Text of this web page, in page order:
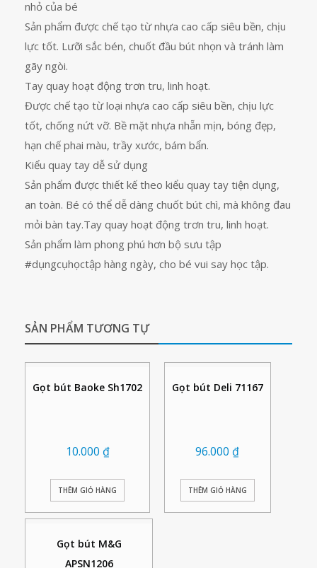
nhỏ của bé
Sản phẩm được chế tạo từ nhựa cao cấp siêu bền, chịu
lực tốt. Lưỡi sắc bén, chuốt đầu bút nhọn và tránh làm
gãy ngòi.
Tay quay hoạt động trơn tru, linh hoạt.
Được chế tạo từ loại nhựa cao cấp siêu bền, chịu lực
tốt, chống nứt vỡ. Bề mặt nhựa nhẵn mịn, bóng đẹp,
hạn chế phai màu, trầy xước, bám bẩn.
Kiểu quay tay dễ sử dụng
Sản phẩm được thiết kế theo kiểu quay tay tiện dụng,
an toàn. Bé có thể dễ dàng chuốt bút chì, mà không đau
mỏi bàn tay.Tay quay hoạt động trơn tru, linh hoạt.
Sản phẩm làm phong phú hơn bộ sưu tập
#dụngcụhọctập hàng ngày, cho bé vui say học tập.
SẢN PHẨM TƯƠNG TỰ
Gọt bút Baoke Sh1702
10.000 ₫
THÊM GIỎ HÀNG
Gọt bút Deli 71167
96.000 ₫
THÊM GIỎ HÀNG
Gọt bút M&G
APSN1206